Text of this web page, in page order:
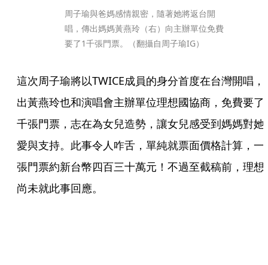
周子瑜與爸媽感情親密，隨著她將返台開
唱，傳出媽媽黃燕玲（右）向主辦單位免費
要了1千張門票。（翻攝自周子瑜IG）
這次周子瑜將以TWICE成員的身分首度在台灣開唱，
出黃燕玲也和演唱會主辦單位理想國協商，免費要了
千張門票，志在為女兒造勢，讓女兒感受到媽媽對她
愛與支持。此事令人咋舌，單純就票面價格計算，一
張門票約新台幣四百三十萬元！不過至截稿前，理想
尚未就此事回應。